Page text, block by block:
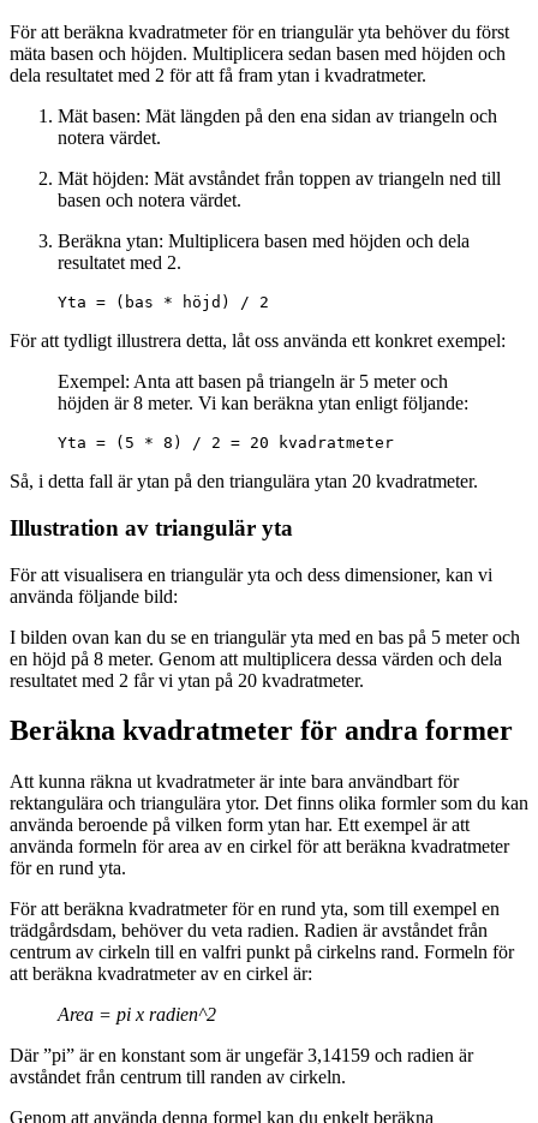
För att beräkna kvadratmeter för en triangulär yta behöver du först
mäta basen och höjden. Multiplicera sedan basen med höjden och
dela resultatet med 2 för att få fram ytan i kvadratmeter.
Mät basen: Mät längden på den ena sidan av triangeln och
notera värdet.
Mät höjden: Mät avståndet från toppen av triangeln ned till
basen och notera värdet.
Beräkna ytan: Multiplicera basen med höjden och dela
resultatet med 2.
Yta = (bas * höjd) / 2
För att tydligt illustrera detta, låt oss använda ett konkret exempel:
Exempel: Anta att basen på triangeln är 5 meter och
höjden är 8 meter. Vi kan beräkna ytan enligt följande:
Yta = (5 * 8) / 2 = 20 kvadratmeter
Så, i detta fall är ytan på den triangulära ytan 20 kvadratmeter.
Illustration av triangulär yta
För att visualisera en triangulär yta och dess dimensioner, kan vi
använda följande bild:
I bilden ovan kan du se en triangulär yta med en bas på 5 meter och
en höjd på 8 meter. Genom att multiplicera dessa värden och dela
resultatet med 2 får vi ytan på 20 kvadratmeter.
Beräkna kvadratmeter för andra former
Att kunna räkna ut kvadratmeter är inte bara användbart för
rektangulära och triangulära ytor. Det finns olika formler som du kan
använda beroende på vilken form ytan har. Ett exempel är att
använda formeln för area av en cirkel för att beräkna kvadratmeter
för en rund yta.
För att beräkna kvadratmeter för en rund yta, som till exempel en
trädgårdsdam, behöver du veta radien. Radien är avståndet från
centrum av cirkeln till en valfri punkt på cirkelns rand. Formeln för
att beräkna kvadratmeter av en cirkel är:
Area = pi x radien^2
Där ”pi” är en konstant som är ungefär 3,14159 och radien är
avståndet från centrum till randen av cirkeln.
Genom att använda denna formel kan du enkelt beräkna